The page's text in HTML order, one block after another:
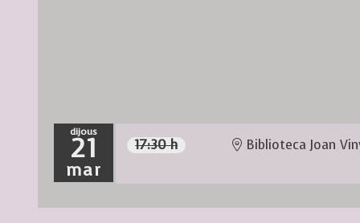
dijous
21
mar
17:30 h Biblioteca Joan